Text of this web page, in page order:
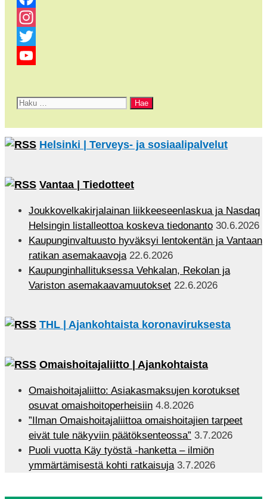
Facebook
Instagram
Twitter
Haku:
Helsinki | Terveys- ja sosiaalipalvelut
Vantaa | Tiedotteet
Joukkovelkakirjalainan liikkeeseenlaskua ja Nasdaq
Helsingin listalleottoa koskeva tiedonanto 30.6.2026
Kaupunginvaltuusto hyväksyi lentokentän ja Vantaan
ratikan asemakaavoja 22.6.2026
Kaupunginhallituksessa Vehkalan, Rekolan ja
Variston asemakaavamuutokset 22.6.2026
THL | Ajankohtaista koronaviruksesta
Omaishoitajaliitto | Ajankohtaista
Omaishoitajaliitto: Asiakasmaksujen korotukset
osuvat omaishoitoperheisiin 4.8.2026
”Ilman Omaishoitajaliittoa omaishoitajien tarpeet
eivät tule näkyviin päätöksenteossa” 3.7.2026
Puoli vuotta Käy työstä -hanketta – ilmiön
ymmärtämisestä kohti ratkaisuja 3.7.2026